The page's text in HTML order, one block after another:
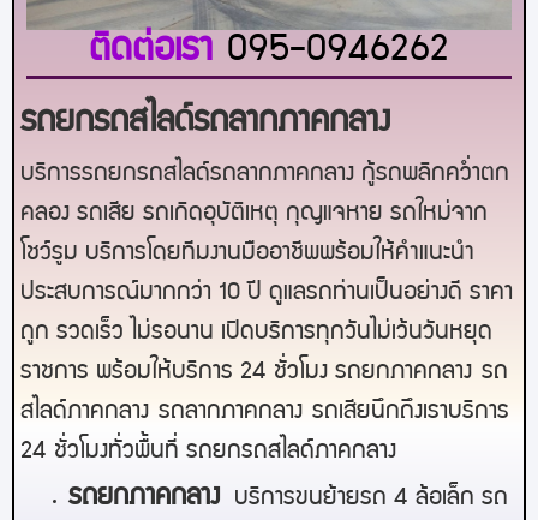
ติดต่อเรา 095-0946262
รถยกรถสไลด์รถลากภาคกลาง
บริการรถยกรถสไลด์รถลากภาคกลาง กู้รถพลิกคว่ำตก
คลอง รถเสีย รถเกิดอุบัติเหตุ กุญแจหาย รถใหม่จาก
โชว์รูม บริการโดยทีมงานมืออาชีพพร้อมให้คำแนะนำ
ประสบการณ์มากกว่า 10 ปี ดูแลรถท่านเป็นอย่างดี ราคา
ถูก รวดเร็ว ไม่รอนาน เปิดบริการทุกวันไม่เว้นวันหยุด
ราชการ พร้อมให้บริการ 24 ชั่วโมง รถยกภาคกลาง รถ
สไลด์ภาคกลาง รถลากภาคกลาง รถเสียนึกถึงเราบริการ
24 ชั่วโมงทั่วพื้นที่ รถยกรถสไลด์ภาคกลาง
รถยกภาคกลาง
บริการขนย้ายรถ 4 ล้อเล็ก รถ